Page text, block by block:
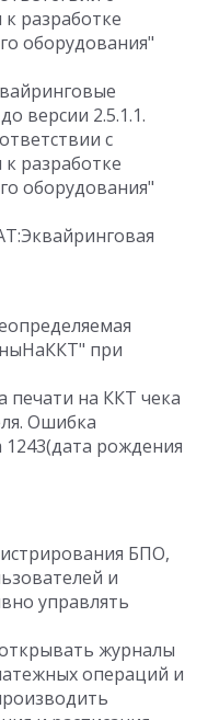
разработке
оборудования"
версии 2.5.1.1.
с
разработке
оборудования"
при
печати на ККТ чека
Ошибка
рождения
БПО,
и
управлять
журналы
операций и